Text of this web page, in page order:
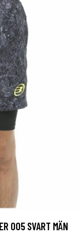
005 SVART MÄN